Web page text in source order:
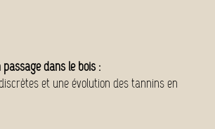
dans le bois :
et une évolution des tannins en